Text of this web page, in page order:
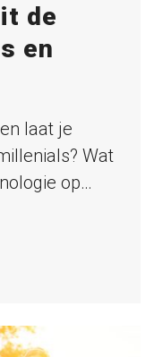
de
en
laat je
Wat
op…